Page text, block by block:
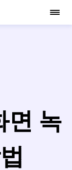
면 녹